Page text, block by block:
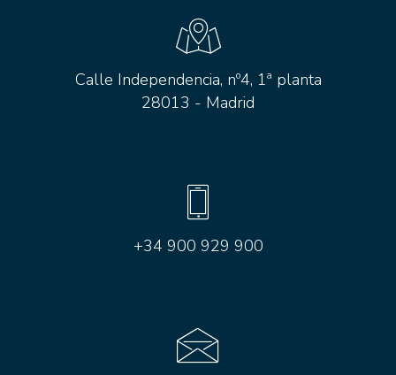
Calle Independencia, nº4, 1ª planta
28013 - Madrid
+34 900 929 900